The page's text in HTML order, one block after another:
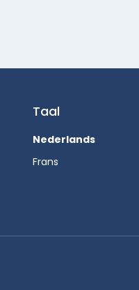
Taal
Nederlands
Frans